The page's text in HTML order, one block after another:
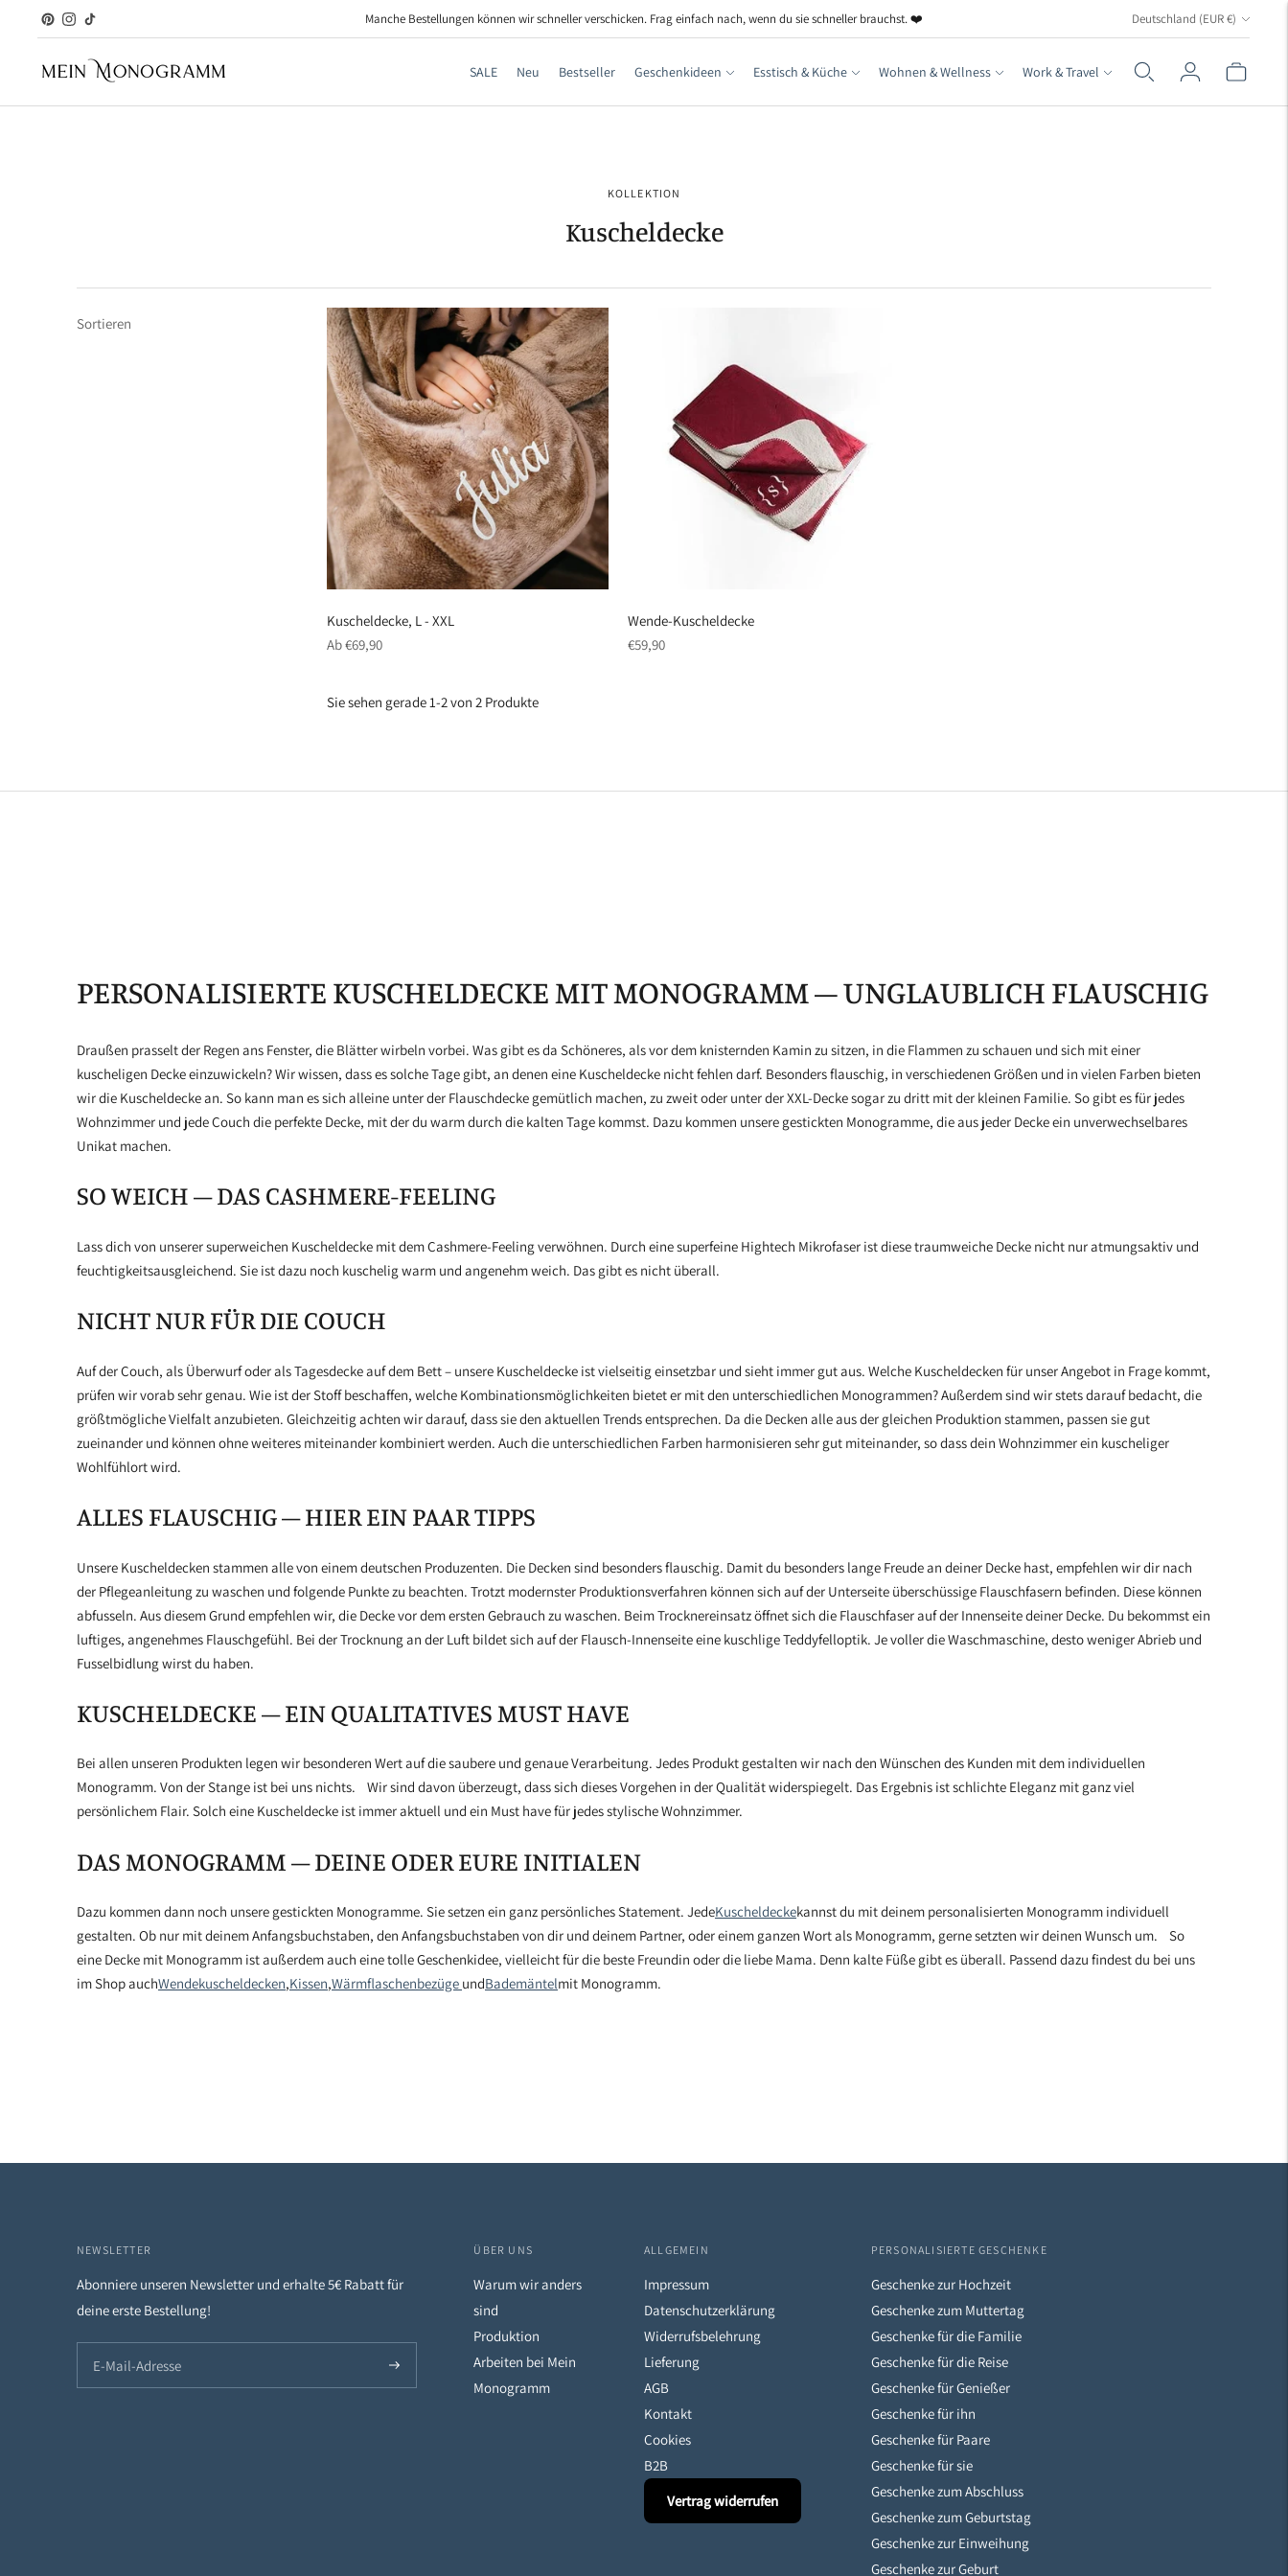
Manche Bestellungen können wir schneller verschicken. Frag einfach nach, wenn du sie schneller brauchst. ❤️ Währung
Deutschland (EUR €)
SALE Neu Bestseller Geschenkideen Esstisch & Küche Wohnen & Wellness Work & Travel
KOLLEKTION
Kuscheldecke
Sortieren
Kuscheldecke, L - XXL
regulärer
Ab €69,90
Wende-Kuscheldecke
regulärer
€59,90
Sie sehen gerade 1-2 von 2 Produkte
PERSONALISIERTE KUSCHELDECKE MIT MONOGRAMM – UNGLAUBLICH FLAUSCHIG
Draußen prasselt der Regen ans Fenster, die Blätter wirbeln vorbei. Was gibt es da Schöneres, als vor dem knisternden Kamin zu sitzen, in die Flammen zu schauen und sich mit einer
kuscheligen Decke einzuwickeln? Wir wissen, dass es solche Tage gibt, an denen eine Kuscheldecke nicht fehlen darf. Besonders flauschig, in verschiedenen Größen und in vielen Farben bieten
wir die Kuscheldecke an. So kann man es sich alleine unter der Flauschdecke gemütlich machen, zu zweit oder unter der XXL-Decke sogar zu dritt mit der kleinen Familie. So gibt es für jedes
Wohnzimmer und jede Couch die perfekte Decke, mit der du warm durch die kalten Tage kommst. Dazu kommen unsere gestickten Monogramme, die aus jeder Decke ein unverwechselbares
Unikat machen.
SO WEICH – DAS CASHMERE-FEELING
Lass dich von unserer superweichen Kuscheldecke mit dem Cashmere-Feeling verwöhnen. Durch eine superfeine Hightech Mikrofaser ist diese traumweiche Decke nicht nur atmungsaktiv und
feuchtigkeitsausgleichend. Sie ist dazu noch kuschelig warm und angenehm weich. Das gibt es nicht überall.
NICHT NUR FÜR DIE COUCH
Auf der Couch, als Überwurf oder als Tagesdecke auf dem Bett – unsere Kuscheldecke ist vielseitig einsetzbar und sieht immer gut aus. Welche Kuscheldecken für unser Angebot in Frage kommt,
prüfen wir vorab sehr genau. Wie ist der Stoff beschaffen, welche Kombinationsmöglichkeiten bietet er mit den unterschiedlichen Monogrammen? Außerdem sind wir stets darauf bedacht, die
größtmögliche Vielfalt anzubieten. Gleichzeitig achten wir darauf, dass sie den aktuellen Trends entsprechen. Da die Decken alle aus der gleichen Produktion stammen, passen sie gut
zueinander und können ohne weiteres miteinander kombiniert werden. Auch die unterschiedlichen Farben harmonisieren sehr gut miteinander, so dass dein Wohnzimmer ein kuscheliger
Wohlfühlort wird.
ALLES FLAUSCHIG – HIER EIN PAAR TIPPS
Unsere Kuscheldecken stammen alle von einem deutschen Produzenten. Die Decken sind besonders flauschig. Damit du besonders lange Freude an deiner Decke hast, empfehlen wir dir nach
der Pflegeanleitung zu waschen und folgende Punkte zu beachten. Trotzt modernster Produktionsverfahren können sich auf der Unterseite überschüssige Flauschfasern befinden. Diese können
abfusseln. Aus diesem Grund empfehlen wir, die Decke vor dem ersten Gebrauch zu waschen. Beim Trocknereinsatz öffnet sich die Flauschfaser auf der Innenseite deiner Decke. Du bekommst ein
luftiges, angenehmes Flauschgefühl. Bei der Trocknung an der Luft bildet sich auf der Flausch-Innenseite eine kuschlige Teddyfelloptik. Je voller die Waschmaschine, desto weniger Abrieb und
Fusselbidlung wirst du haben.
KUSCHELDECKE – EIN QUALITATIVES MUST HAVE
Bei allen unseren Produkten legen wir besonderen Wert auf die saubere und genaue Verarbeitung. Jedes Produkt gestalten wir nach den Wünschen des Kunden mit dem individuellen
Monogramm. Von der Stange ist bei uns nichts. Wir sind davon überzeugt, dass sich dieses Vorgehen in der Qualität widerspiegelt. Das Ergebnis ist schlichte Eleganz mit ganz viel
persönlichem Flair. Solch eine Kuscheldecke ist immer aktuell und ein Must have für jedes stylische Wohnzimmer.
DAS MONOGRAMM – DEINE ODER EURE INITIALEN
Dazu kommen dann noch unsere gestickten Monogramme. Sie setzen ein ganz persönliches Statement. JedeKuscheldeckekannst du mit deinem personalisierten Monogramm individuell
gestalten. Ob nur mit deinem Anfangsbuchstaben, den Anfangsbuchstaben von dir und deinem Partner, oder einem ganzen Wort als Monogramm, gerne setzten wir deinen Wunsch um. So
eine Decke mit Monogramm ist außerdem auch eine tolle Geschenkidee, vielleicht für die beste Freundin oder die liebe Mama. Denn kalte Füße gibt es überall. Passend dazu findest du bei uns
im Shop auchWendekuscheldecken,Kissen,Wärmflaschenbezüge undBademäntelmit Monogramm.
NEWSLETTER
Abonniere unseren Newsletter und erhalte 5€ Rabatt für
deine erste Bestellung!
Abonnieren
ÜBER UNS
Warum wir anders
sind
Produktion
Arbeiten bei Mein
Monogramm
ALLGEMEIN
Impressum
Datenschutzerklärung
Widerrufsbelehrung
Lieferung
AGB
Kontakt
Cookies
B2B
Vertrag widerrufen
PERSONALISIERTE GESCHENKE
Geschenke zur Hochzeit
Geschenke zum Muttertag
Geschenke für die Familie
Geschenke für die Reise
Geschenke für Genießer
Geschenke für ihn
Geschenke für Paare
Geschenke für sie
Geschenke zum Abschluss
Geschenke zum Geburtstag
Geschenke zur Einweihung
Geschenke zur Geburt